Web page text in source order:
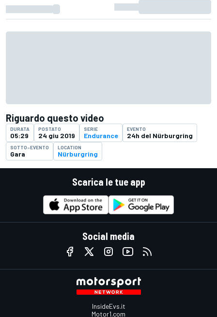
Riguardo questo video
DURATA
05:29
POSTATO
24 giu 2019
SERIE
Endurance
EVENTO
24h del Nürburgring
SOTTO-EVENTO
Gara
LOCATION
Nürburgring
Scarica le tue app
Social media
InsideEvs.it
Motor1.com